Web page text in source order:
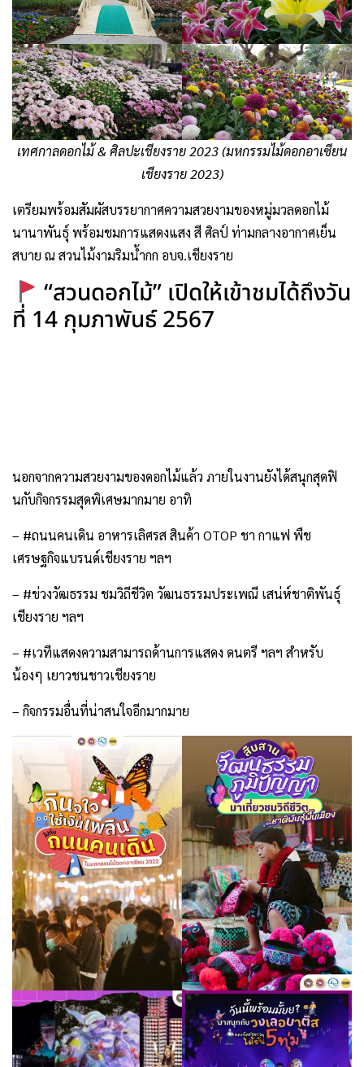
เทศกาลดอกไม้ & ศิลปะเชียงราย 2023 (มหกรรมไม้ดอกอาเซียน
เชียงราย 2023)
เตรียมพร้อมสัมผัสบรรยากาศความสวยงามของหมู่มวลดอกไม้
นานาพันธุ์ พร้อมชมการแสดงแสง สี ศิลป์ ท่ามกลางอากาศเย็น
สบาย ณ สวนไม้งามริมน้ำกก อบจ.เชียงราย
“สวนดอกไม้” เปิดให้เข้าชมได้ถึงวัน
ที่ 14 กุมภาพันธ์ 2567
นอกจากความสวยงามของดอกไม้แล้ว ภายในงานยังได้สนุกสุดฟิ
นกับกิจกรรมสุดพิเศษมากมาย อาทิ
– #ถนนคนเดิน อาหารเลิศรส สินค้า OTOP ชา กาแฟ พืช
เศรษฐกิจแบรนด์เชียงราย ฯลฯ
– #ข่วงวัฒธรรม ชมวิถีชีวิต วัฒนธรรมประเพณี เสน่ห์ชาติพันธ์ุ
เชียงราย ฯลฯ
– #เวทีแสดงความสามารถด้านการแสดง ดนตรี ฯลฯ สำหรับ
น้องๆ เยาวชนชาวเชียงราย
– กิจกรรมอื่นที่น่าสนใจอีกมากมาย